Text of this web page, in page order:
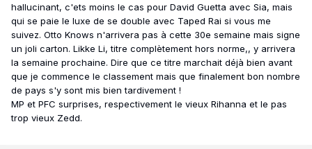
hallucinant, c'ets moins le cas pour David Guetta avec Sia, mais
qui se paie le luxe de se double avec Taped Rai si vous me
suivez. Otto Knows n'arrivera pas à cette 30e semaine mais signe
un joli carton. Likke Li, titre complètement hors norme,, y arrivera
la semaine prochaine. Dire que ce titre marchait déjà bien avant
que je commence le classement mais que finalement bon nombre
de pays s'y sont mis bien tardivement !
MP et PFC surprises, respectivement le vieux Rihanna et le pas
trop vieux Zedd.